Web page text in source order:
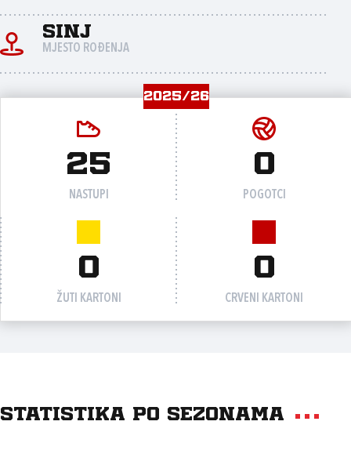
Sinj
MJESTO ROĐENJA
2025/26
25
NASTUPI
0
POGOTCI
0
ŽUTI KARTONI
0
CRVENI KARTONI
Statistika po sezonama